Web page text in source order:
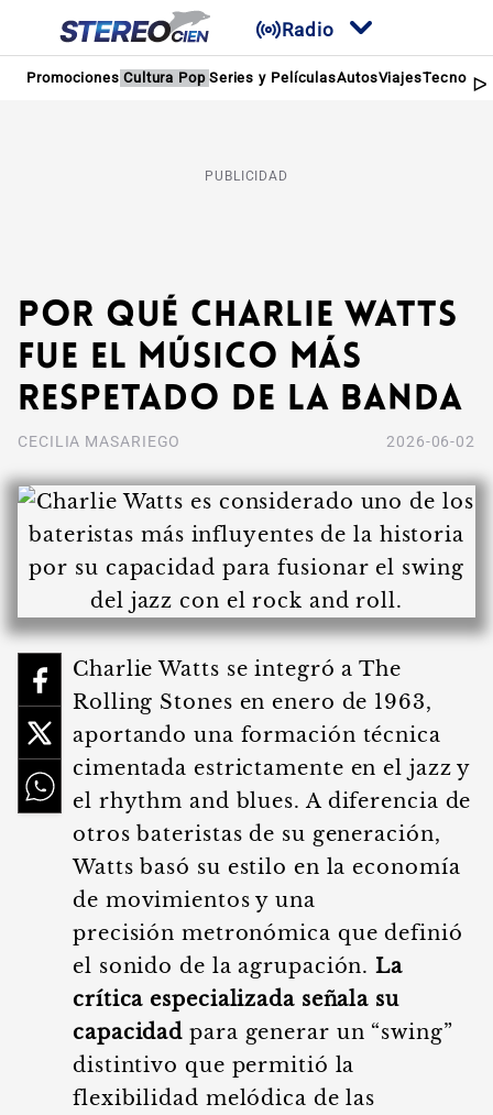
Radio
Promociones Cultura Pop Series y PelículasAutosViajes
PUBLICIDAD
Por qué Charlie Watts
fue el músico más
respetado de la banda
CECILIA MASARIEGO 2026-06-02
Charlie Watts se integró a The
Rolling Stones en enero de 1963,
aportando una formación técnica
cimentada estrictamente en el jazz y
el rhythm and blues. A diferencia de
otros bateristas de su generación,
Watts basó su estilo en la economía
de movimientos y una
precisión metronómica que definió
el sonido de la agrupación.La
crítica especializada señala su
capacidad para generar un “swing”
distintivo que permitió la
flexibilidad melódica de las